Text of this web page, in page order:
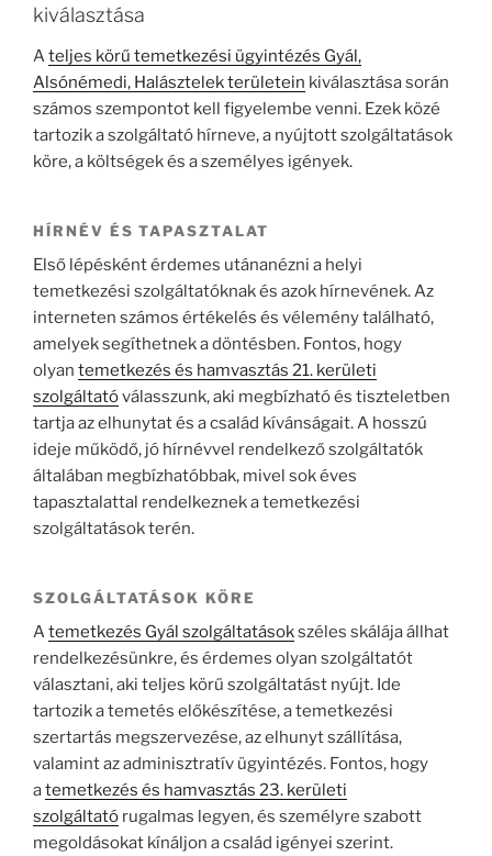
kiválasztása
Ateljes körű temetkezési ügyintézés Gyál,
Alsónémedi, Halásztelek területein kiválasztása során
számos szempontot kell figyelembe venni. Ezek közé
tartozik a szolgáltató hírneve, a nyújtott szolgáltatások
köre, a költségek és a személyes igények.
HÍRNÉV ÉS TAPASZTALAT
Első lépésként érdemes utánanézni a helyi
temetkezési szolgáltatóknak és azok hírnevének. Az
interneten számos értékelés és vélemény található,
amelyek segíthetnek a döntésben. Fontos, hogy
olyan temetkezés és hamvasztás 21. kerületi
szolgáltatóválasszunk, aki megbízható és tiszteletben
tartja az elhunytat és a család kívánságait. A hosszú
ideje működő, jó hírnévvel rendelkező szolgáltatók
általában megbízhatóbbak, mivel sok éves
tapasztalattal rendelkeznek a temetkezési
szolgáltatások terén.
SZOLGÁLTATÁSOK KÖRE
Atemetkezés Gyál szolgáltatásokszéles skálája állhat
rendelkezésünkre, és érdemes olyan szolgáltatót
választani, aki teljes körű szolgáltatást nyújt. Ide
tartozik a temetés előkészítése, a temetkezési
szertartás megszervezése, az elhunyt szállítása,
valamint az adminisztratív ügyintézés. Fontos, hogy
atemetkezés és hamvasztás 23. kerületi
szolgáltató rugalmas legyen, és személyre szabott
megoldásokat kínáljon a család igényei szerint.